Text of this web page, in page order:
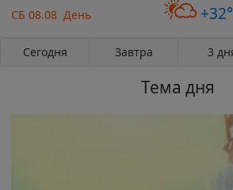
СБ 08.08 День
Сегодня Завтра 3
Тема дня